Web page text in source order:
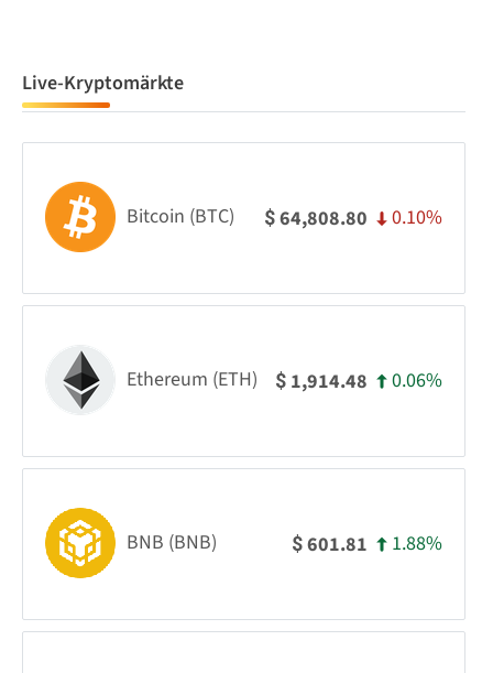
Live-Kryptomärkte
Bitcoin (BTC) $64,808.80 0.10%
Ethereum (ETH) $ 1,914.48 0.06%
BNB (BNB) $601.81 1.88%